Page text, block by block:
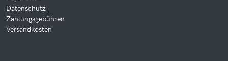
Datenschutz
Zahlungsgebühren
Versandkosten